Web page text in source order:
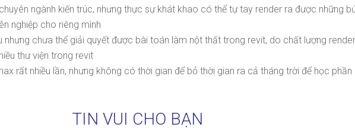
ngành kiến trúc, nhưng thực sự khát khao có thể tự tay render ra được những
nghiệp cho riêng mình
chưa thể giải quyết được bài toán làm nột thất trong revit, do chất lượng render
thư viện trong revit
rất nhiều lần, nhưng không có thời gian để bỏ thời gian ra cả tháng trời để học phần
TIN VUI CHO BẠN